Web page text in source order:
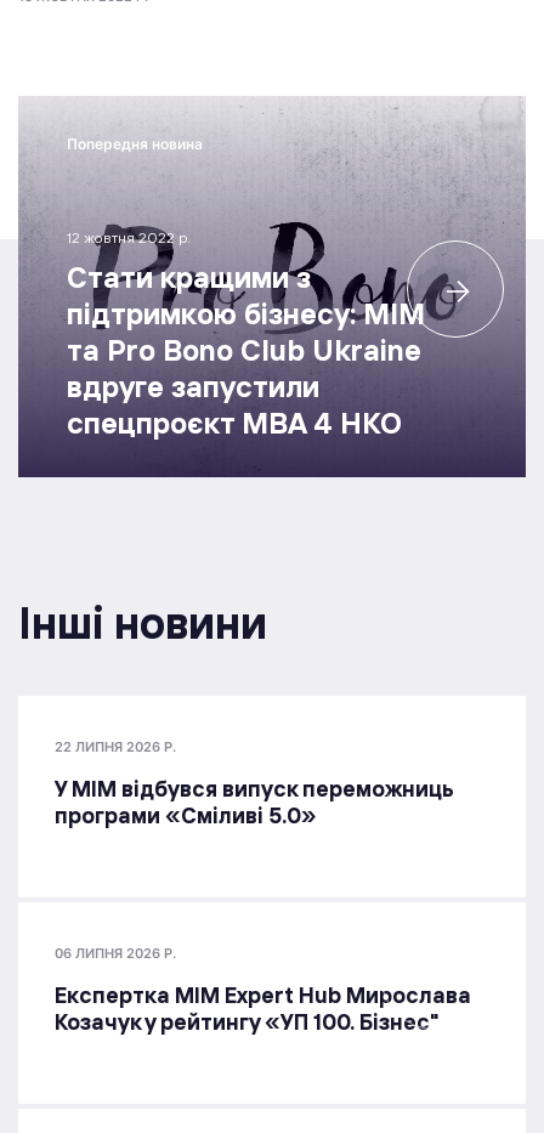
Попередня новина
12 жовтня 2022 р.
Стати кращими з
підтримкою бізнесу: МІМ
та Pro Bono Club Ukraine
вдруге запустили
спецпроєкт МВА 4 НКО
Інші новини
22 ЛИПНЯ 2026 Р.
У МІМ відбувся випуск переможниць
програми «Сміливі 5.0»
06 ЛИПНЯ 2026 Р.
Експертка MIM Expert Hub Мирослава
Козачук у рейтингу «УП 100. Бізнес"